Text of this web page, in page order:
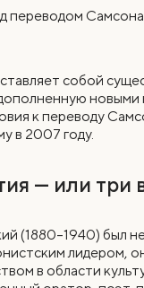
переводом
собой
новыми
к переводу
в 2007 году.
— или три
(1880–1940) был
лидером,
в области